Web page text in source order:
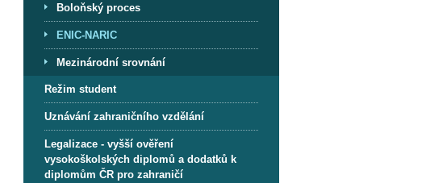
Boloňský proces
ENIC-NARIC
Mezinárodní srovnání
Režim student
Uznávání zahraničního vzdělání
Legalizace - vyšší ověření
vysokoškolských diplomů a dodatků k
diplomům ČR pro zahraničí